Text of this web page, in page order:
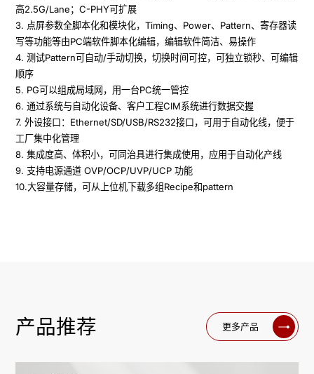
高2.5G/Lane；C-PHY可扩展
3. 点屏参数全脚本化和模块化，Timing、Power、Pattern、寄存器读
写等功能等由PC端软件脚本化编辑，编辑软件简洁、易操作
4. 测试Pattern可自动/手动切换，切换时间可控，可独立锁秒、可编辑
顺序
5. PG可以组成局域网，用一台PC统一管控
6. 通过系统与自动化设备、客户工程CIM系统进行数据交握
7. 外设接口：Ethernet/SD/USB/RS232接口，可用于自动化线，便于
工厂集中化管理
8. 集成度高、体积小，可同治具进行集成使用，应用于自动化产线
9. 支持电源通道 OVP/OCP/UVP/UCP 功能
10.大容量存储，可从上位机下载多组Recipe和pattern
产品推荐 更多产品